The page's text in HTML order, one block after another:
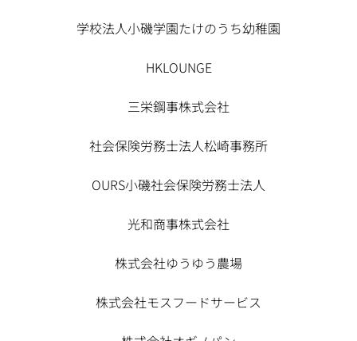
学校法人小磯学園たけのうち幼稚園
HKLOUNGE
三栄鋼事株式会社
社会保険労務士法人松崎事務所
OURS小磯社会保険労務士法人
光和商事株式会社
株式会社ゆうゆう農場
株式会社モスフードサービス